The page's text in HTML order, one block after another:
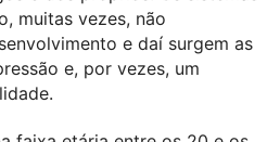
muitas vezes, não
e daí surgem as
e, por vezes, um